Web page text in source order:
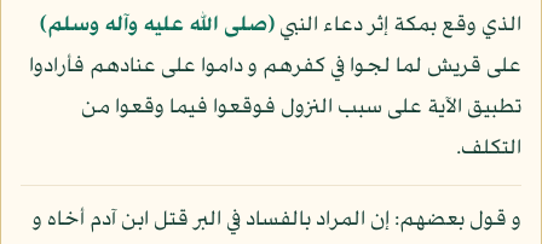
الذي وقع بمكة إثر دعاء النبي(صلى الله عليه وآله وسلم)
على قريش لما لجوا في كفرهم و داموا على عنادهم فأرادوا
تطبيق الآية على سبب النزول فوقعوا فيما وقعوا من
التكلف.
و قول بعضهم: إن المراد بالفساد في البر قتل ابن آدم أخاه و